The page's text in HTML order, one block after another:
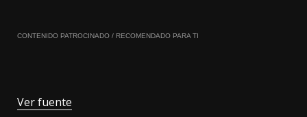
CONTENIDO PATROCINADO / RECOMENDADO PARA TI
Ver fuente